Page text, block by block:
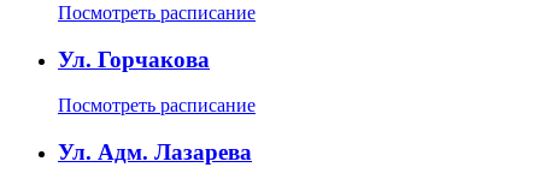
Посмотреть расписание
Ул. Горчакова
Посмотреть расписание
Ул. Адм. Лазарева